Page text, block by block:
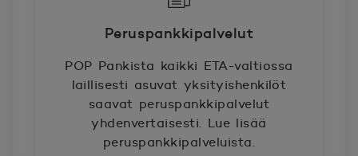
Peruspankkipalvelut
POP Pankista kaikki ETA-valtiossa
laillisesti asuvat yksityishenkilöt
saavat peruspankkipalvelut
yhdenvertaisesti. Lue lisää
peruspankkipalveluista.